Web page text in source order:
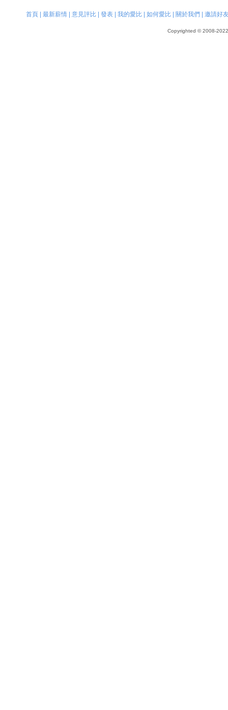
首頁| 最新薪情| 意見評比| 發表| 我的愛比| 如何愛比| 關於我們 邀請好
Copyrighted © 2008-